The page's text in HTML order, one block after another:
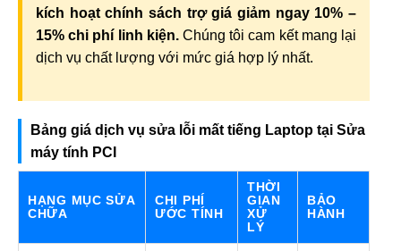
kích hoạt chính sách trợ giá giảm ngay 10% –
15% chi phí linh kiện.Chúng tôi cam kết mang lại
dịch vụ chất lượng với mức giá hợp lý nhất.
Bảng giá dịch vụ sửa lỗi mất tiếng Laptop tại Sửa
máy tính PCI
HẠNG MỤC SỬA
CHỮA
CHI PHÍ
ƯỚC TÍNH
THỜI
GIAN
XỬ
LÝ
BẢO
HÀNH